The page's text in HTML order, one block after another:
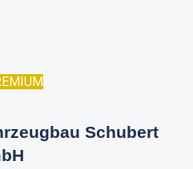
Schubert